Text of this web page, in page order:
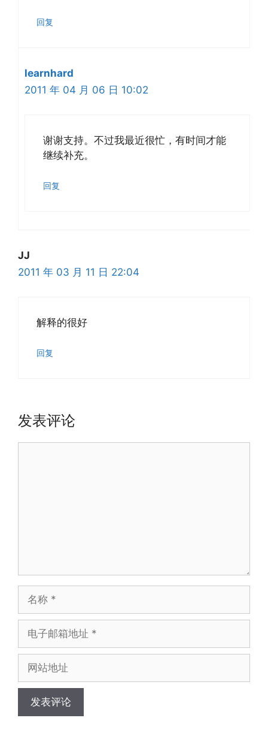
回复
learnhard
2011 年 04 月 06 日 10:02
谢谢支持。不过我最近很忙，有时间才能
继续补充。
回复
JJ
2011 年 03 月 11 日 22:04
解释的很好
回复
发表评论
邮
地
地